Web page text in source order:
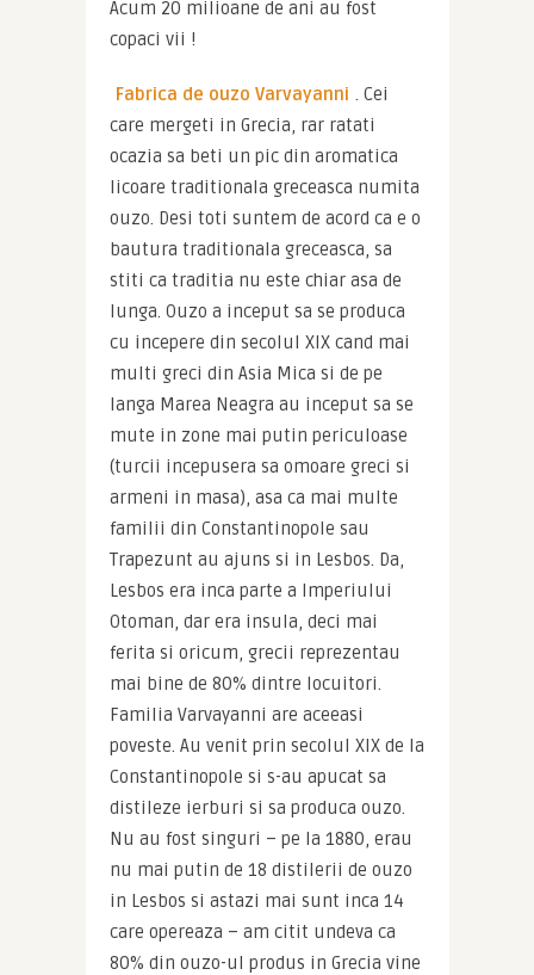
Acum 20 milioane de ani au fost
copaci vii !
Fabrica de ouzo Varvayanni . Cei
care mergeti in Grecia, rar ratati
ocazia sa beti un pic din aromatica
licoare traditionala greceasca numita
ouzo. Desi toti suntem de acord ca e o
bautura traditionala greceasca, sa
stiti ca traditia nu este chiar asa de
lunga. Ouzo a inceput sa se produca
cu incepere din secolul XIX cand mai
multi greci din Asia Mica si de pe
langa Marea Neagra au inceput sa se
mute in zone mai putin periculoase
(turcii incepusera sa omoare greci si
armeni in masa), asa ca mai multe
familii din Constantinopole sau
Trapezunt au ajuns si in Lesbos. Da,
Lesbos era inca parte a Imperiului
Otoman, dar era insula, deci mai
ferita si oricum, grecii reprezentau
mai bine de 80% dintre locuitori.
Familia Varvayanni are aceeasi
poveste. Au venit prin secolul XIX de la
Constantinopole si s-au apucat sa
distileze ierburi si sa produca ouzo.
Nu au fost singuri – pe la 1880, erau
nu mai putin de 18 distilerii de ouzo
in Lesbos si astazi mai sunt inca 14
care opereaza – am citit undeva ca
80% din ouzo-ul produs in Grecia vine